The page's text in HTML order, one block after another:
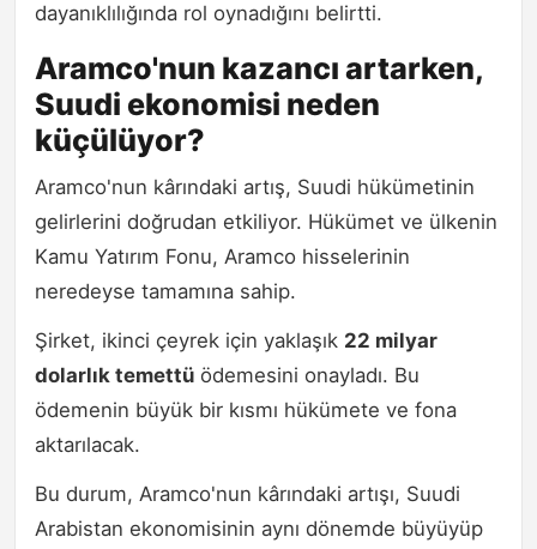
dayanıklılığında rol oynadığını belirtti.
Aramco'nun kazancı artarken,
Suudi ekonomisi neden
küçülüyor?
Aramco'nun kârındaki artış, Suudi hükümetinin
gelirlerini doğrudan etkiliyor. Hükümet ve ülkenin
Kamu Yatırım Fonu, Aramco hisselerinin
neredeyse tamamına sahip.
Şirket, ikinci çeyrek için yaklaşık 22 milyar
dolarlık temettü ödemesini onayladı. Bu
ödemenin büyük bir kısmı hükümete ve fona
aktarılacak.
Bu durum, Aramco'nun kârındaki artışı, Suudi
Arabistan ekonomisinin aynı dönemde büyüyüp